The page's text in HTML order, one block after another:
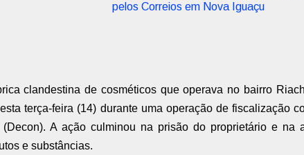
pelos Correios em Nova Iguaçu
clandestina de cosméticos que operava no bairro
terça-feira (14) durante uma operação de fiscalização
A ação culminou na prisão do proprietário e na
e substâncias.